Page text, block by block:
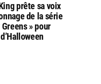
prête sa voix
de la série
» pour